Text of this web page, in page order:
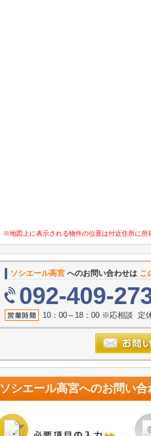
※地図上に表示される物件の位置は付近住所に所
ソシエール高宮 へのお問い合わせは こ
092-409-
10：00～18：00 ※応相談 定
ソシエール高宮へのお問い合